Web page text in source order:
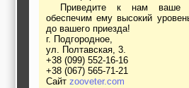
Приведите к нам ваше животное, и мы
обеспечим ему высокий
до вашего приезда!
г. Подгородное,
ул. Полтавская, 3.
+38 (099) 552-16-16
+38 (067) 565-71-21
Сайт zooveter.com